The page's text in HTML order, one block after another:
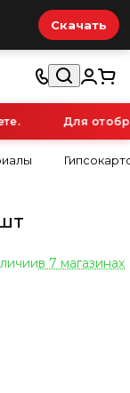
Скачать
Для
в 7 магазинах